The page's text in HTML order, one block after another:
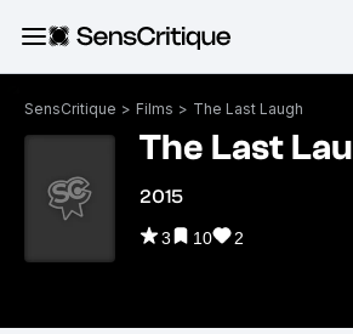
SensCritique > Films > The Last Laugh
The Last
2015
3 10 2